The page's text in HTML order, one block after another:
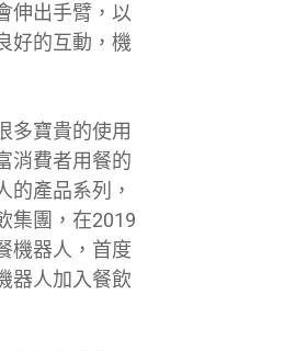
伸出手臂，以
好的互動，機
多寶貴的使用
消費者用餐的
的產品系列，
集團，在2019
機器人，首度
器人加入餐飲